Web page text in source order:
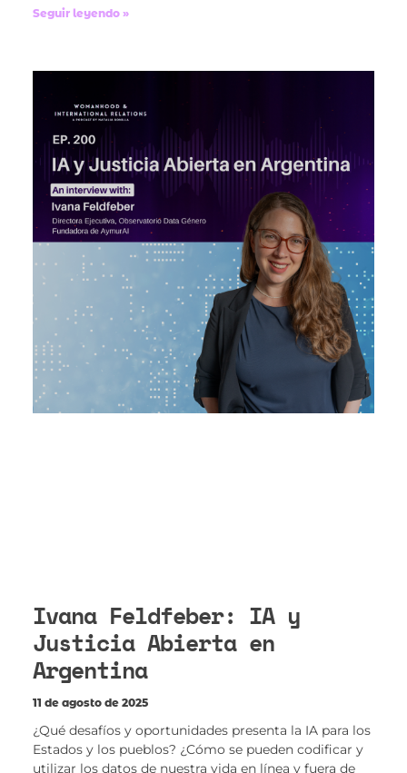
Seguir leyendo »
Ivana Feldfeber: IA y
Justicia Abierta en
Argentina
11 de agosto de 2025
¿Qué desafíos y oportunidades presenta la IA para los
Estados y los pueblos? ¿Cómo se pueden codificar y
utilizar los datos de nuestra vida en línea y fuera de